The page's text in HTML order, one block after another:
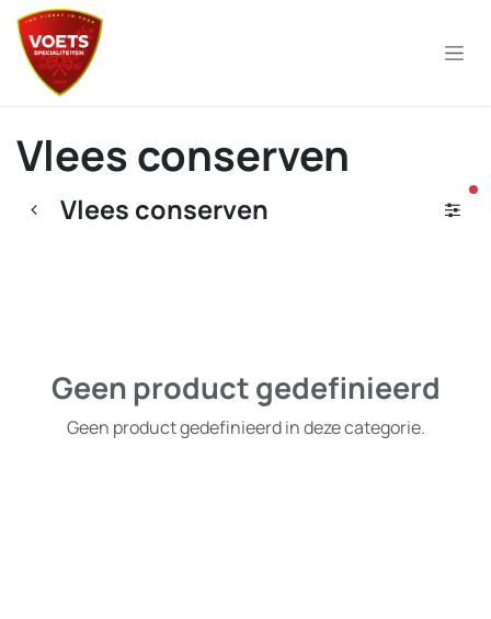
Overslaan naar inhoud
Vlees conserven
Vlees conserven
Geen product gedefinieerd
Geen product gedefinieerd in deze categorie.